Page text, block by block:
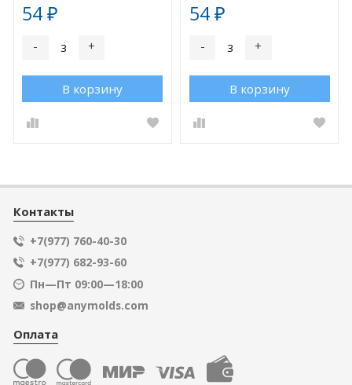
54₽
- +
В корзину
54 ₽
- +
В корзину
Контакты
+7(977) 760-40-30
+7(977) 682-93-60
Пн—Пт 09:00—18:00
shop@anymolds.com
Оплата